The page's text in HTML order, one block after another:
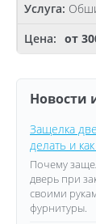
от
Новости
Защелка
делать и
Почему
дверь при
своими
фурнитуры.